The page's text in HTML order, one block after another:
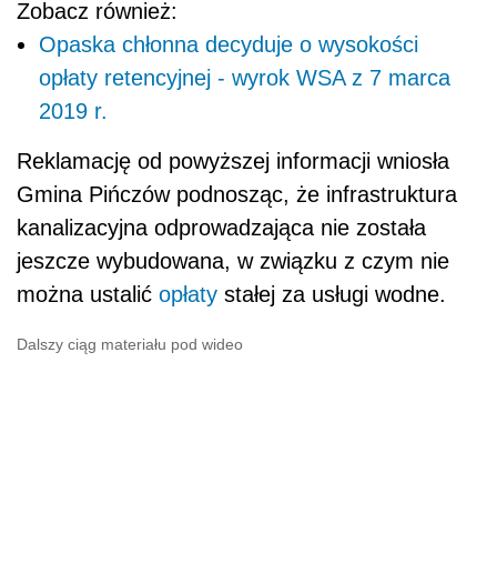
Zobacz również:
Opaska chłonna decyduje o wysokości
opłaty retencyjnej - wyrok WSA z 7 marca
2019 r.
Reklamację od powyższej informacji wniosła
Gmina Pińczów podnosząc, że infrastruktura
kanalizacyjna odprowadzająca nie została
jeszcze wybudowana, w związku z czym nie
można ustalić opłaty stałej za usługi wodne.
Dalszy ciąg materiału pod wideo